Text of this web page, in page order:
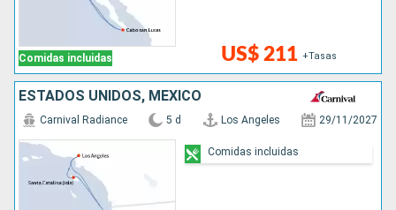
Comidas incluidas US$ 211 +Tasas
ESTADOS UNIDOS, MÉXICO
Carnival Radiance 5 d Los Angeles 29/11/2027
Comidas incluidas